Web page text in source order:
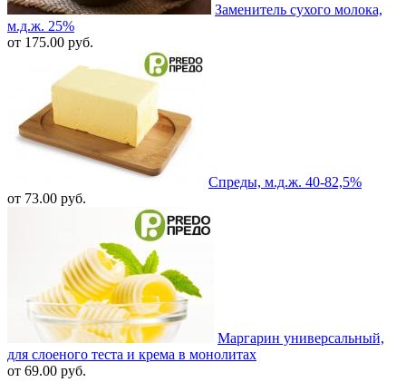
Заменитель сухого молока,
м.д.ж. 25%
от 175.00 руб.
Спреды, м.д.ж. 40-82,5%
от 73.00 руб.
Маргарин универсальный,
для слоеного теста и крема в монолитах
от 69.00 руб.